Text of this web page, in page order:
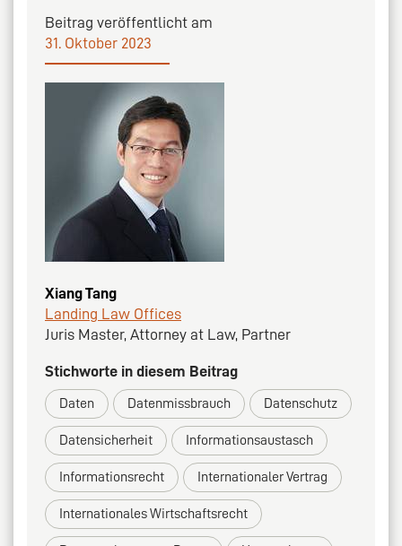
Beitrag veröffentlicht am
31. Oktober 2023
Xiang Tang
Landing Law Offices
Juris Master, Attorney at Law, Partner
Stichworte in diesem Beitrag
Daten Datenmissbrauch Datenschutz
Datensicherheit Informationsaustasch
Informationsrecht Internationaler Vertrag
Internationales Wirtschaftsrecht